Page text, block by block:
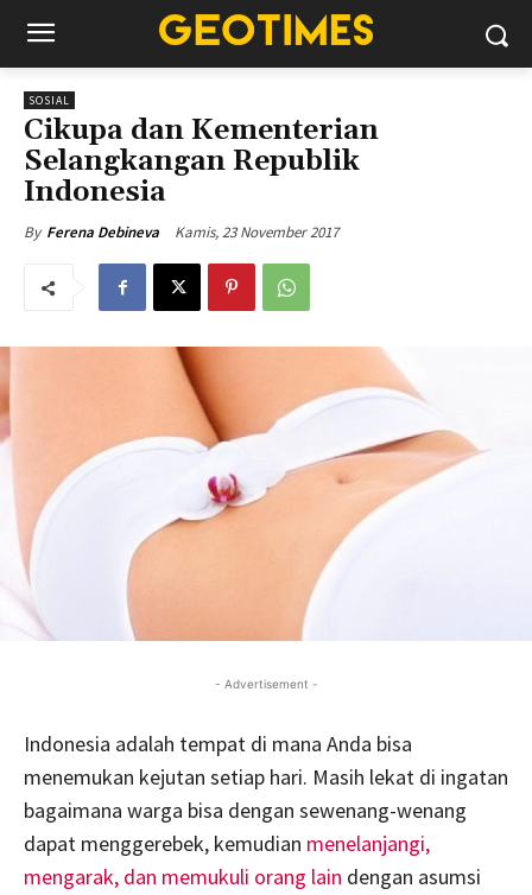
SOSIAL
Cikupa dan Kementerian
Selangkangan Republik
Indonesia
By Ferena Debineva Kamis, 23 November 2017
- Advertisement -
Indonesia adalah tempat di mana Anda bisa
menemukan kejutan setiap hari. Masih lekat di ingatan
bagaimana warga bisa dengan sewenang-wenang
dapat menggerebek, kemudian menelanjangi,
mengarak, dan memukuli orang lain dengan asumsi